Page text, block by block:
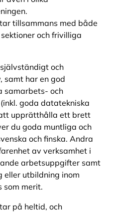
tillsammans med både
och frivilliga
och
samt har en god
samarbets- och
goda datatekniska
upprätthålla ett brett
du goda muntliga och
och finska. Andra
av verksamhet i
arbetsuppgifter samt
utbildning inom
som merit.
på heltid, och